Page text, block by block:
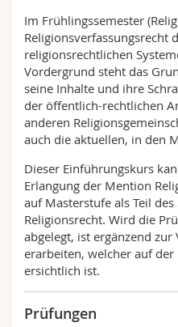
Im Frühlingssemester
Religionsverfassungsrecht
religionsrechtlichen
Vordergrund steht das
seine Inhalte und ihre
der öffentlich-rechtlichen
anderen
auch die aktuellen, in den
Dieser Einführungskurs
Erlangung der Mention
auf Masterstufe als Teil
Religionsrecht. Wird die
abgelegt, ist ergänzend
erarbeiten, welcher auf
ersichtlich ist.
Prüfungen